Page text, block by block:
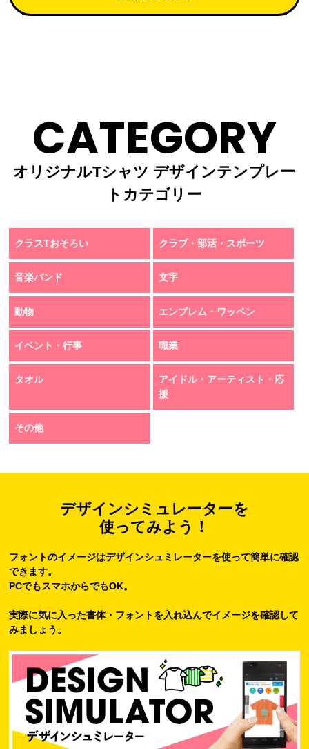
CATEGORY
オリジナルTシャツ デザインテンプレー
トカテゴリー
クラスTおそろい クラブ・部活・スポーツ
音楽バンド 文字
動物 エンブレム・ワッペン
イベント・行事 職業
タオル
アイドル・アーティスト・応
援
その他
デザインシミュレーターを
使ってみよう！
フォントのイメージはデザインシュミレーターを使って簡単に確認
できます。
PCでもスマホからでもOK。
実際に気に入った書体・フォントを入れ込んでイメージを確認して
みましょう。